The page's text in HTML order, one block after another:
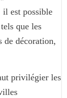
il est possible
que les
de décoration,
privilégier les